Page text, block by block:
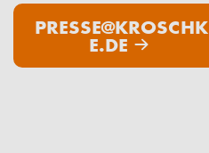
PRESSE@KROSCHK
E.DE